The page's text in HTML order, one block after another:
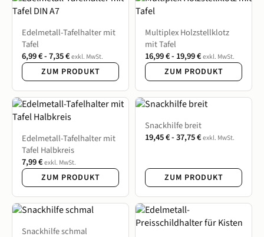
Edelmetall-Tafelhalter mit
Tafel
6,99€-7,35€exkl. MwSt.
ZUM PRODUKT
Multiplex Holzstellklotz
mit Tafel
16,99€- 19,99€exkl. MwSt.
ZUM PRODUKT
Edelmetall-Tafelhalter mit
Tafel Halbkreis
7,99€exkl. MwSt.
ZUM PRODUKT
Snackhilfe breit
19,45€-37,75€exkl. MwSt.
ZUM PRODUKT
Snackhilfe schmal